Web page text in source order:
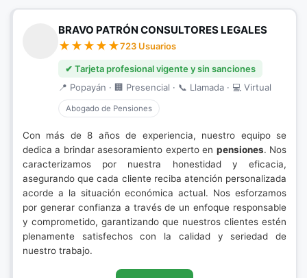
BRAVO PATRÓN CONSULTORES LEGALES
723 Usuarios
✔ Tarjeta profesional vigente y sin sanciones
📍 Popayán · 🏢 Presencial · 📞 Llamada · 💻 Virtual
Abogado de Pensiones
Con más de 8 años de experiencia, nuestro equipo se
dedica a brindar asesoramiento experto en pensiones. Nos
caracterizamos por nuestra honestidad y eficacia,
asegurando que cada cliente reciba atención personalizada
acorde a la situación económica actual. Nos esforzamos
por generar confianza a través de un enfoque responsable
y comprometido, garantizando que nuestros clientes estén
plenamente satisfechos con la calidad y seriedad de
nuestro trabajo.